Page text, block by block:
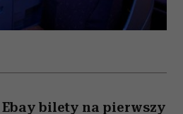
bilety na pierwszy